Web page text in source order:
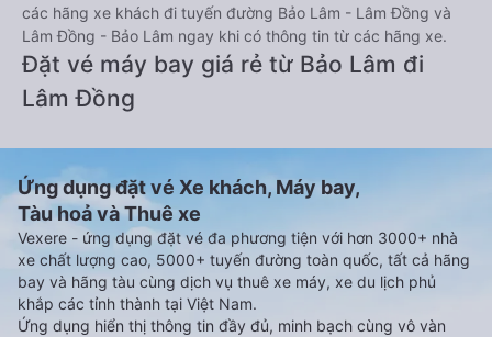
các hãng xe khách đi tuyến đường Bảo Lâm - Lâm Đồng và
Lâm Đồng - Bảo Lâm ngay khi có thông tin từ các hãng xe.
Đặt vé máy bay giá rẻ từ Bảo Lâm đi
Lâm Đồng
Ứng dụng đặt vé Xe khách, Máy bay,
Tàu hoả và Thuê xe
Vexere - ứng dụng đặt vé đa phương tiện với hơn 3000+ nhà
xe chất lượng cao, 5000+ tuyến đường toàn quốc, tất cả hãng
bay và hãng tàu cùng dịch vụ thuê xe máy, xe du lịch phủ
khắp các tỉnh thành tại Việt Nam.
Ứng dụng hiển thị thông tin đầy đủ, minh bạch cùng vô vàn